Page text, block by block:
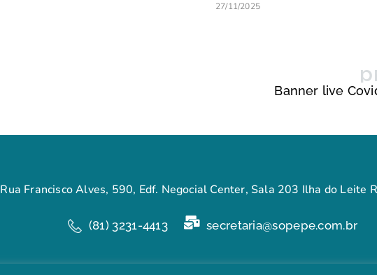
27/11/2025
Banner live
Rua Francisco Alves, 590, Edf. Negocial Center, Sala 203 Ilha do Leite
(81) 3231-4413 secretaria@sopepe.com.br